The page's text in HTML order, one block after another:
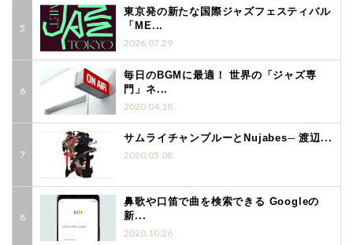
東京発の新たな国際ジャズフェスティバル
「ME...
2026.07.29
毎日のBGMに最適！ 世界の「ジャズ専
門」ネ...
2020.04.18
サムライチャンプルーとNujabes─ 渡辺...
2020.05.08
鼻歌や口笛で曲を検索できる Googleの
新...
2020.10.26